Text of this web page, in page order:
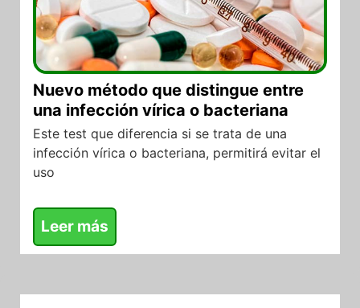
Nuevo método que distingue entre
una infección vírica o bacteriana
Este test que diferencia si se trata de una
infección vírica o bacteriana, permitirá evitar el
uso
Leer más